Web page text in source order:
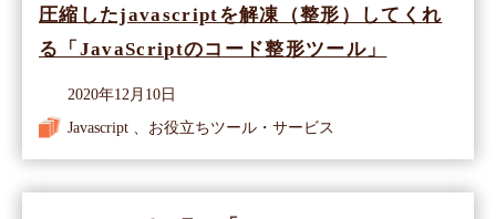
圧縮したjavascriptを解凍（整形）してくれ
る「JavaScriptのコード整形ツール」
2020年12月10日
Javascript 、お役立ちツール・サービス